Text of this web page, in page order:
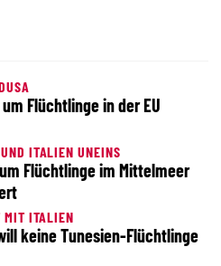
Flüchtlinge in der EU
ITALIEN UNEINS
Flüchtlinge im Mittelmeer
MIT ITALIEN
keine Tunesien-Flüchtlinge